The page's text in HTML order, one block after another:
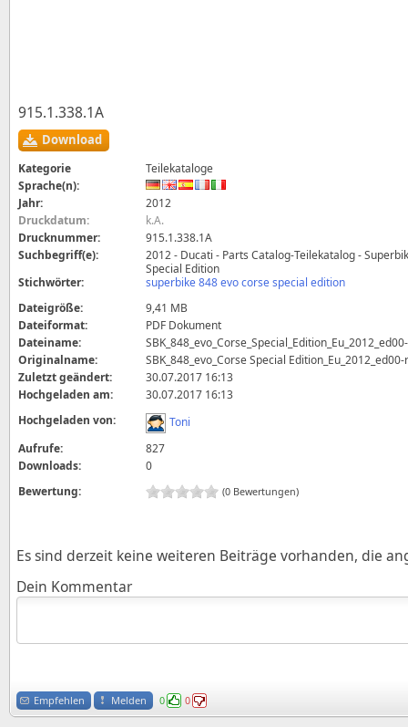
915.1.338.1A
Download
Kategorie
Teilekataloge
Sprache(n):
Jahr:
2012
Druckdatum:
k.A.
Drucknummer:
915.1.338.1A
Suchbegriff(e):
2012 - Ducati - Parts Catalog-Teilekatalog -
Special Edition
Stichwörter:
superbike 848 evo corse special edition
Dateigröße:
9,41 MB
Dateiformat:
PDF Dokument
Dateiname:
Originalname:
SBK_848_evo_Corse Special
Zuletzt geändert:
30.07.2017 16:13
Hochgeladen am:
30.07.2017 16:13
Hochgeladen von:
Toni
Aufrufe:
827
Downloads:
0
Bewertung:
(0 Bewertungen)
Es sind derzeit keine weiteren Beiträge vorhanden, die
Dein Kommentar
Empfehlen Melden 0 0